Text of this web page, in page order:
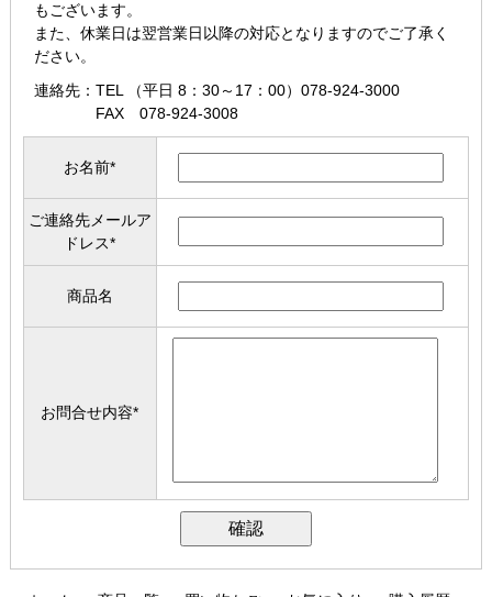
もございます。
また、休業日は翌営業日以降の対応となりますのでご了承く
ださい。
連絡先：TEL （平日 8：30～17：00）078-924-3000
FAX 078-924-3008
お名前*
ご連絡先メールア
ドレス*
商品名
お問合せ内容*